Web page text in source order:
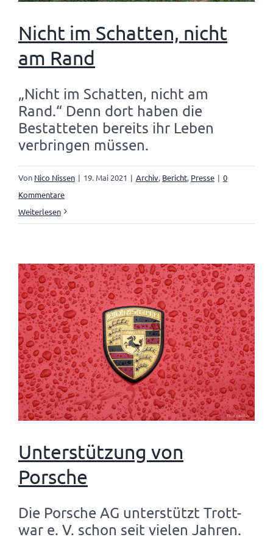
Nicht im Schatten, nicht
am Rand
„Nicht im Schatten, nicht am
Rand.“ Denn dort haben die
Bestatteten bereits ihr Leben
verbringen müssen.
Von Nico Nissen | 19. Mai 2021 | Archiv, Bericht, Presse | 0
Kommentare
Weiterlesen
Unterstützung von
Porsche
Die Porsche AG unterstützt Trott-
war e. V. schon seit vielen Jahren.